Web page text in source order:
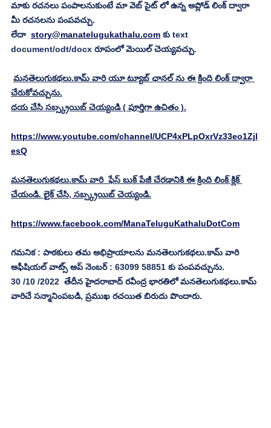
మాకు రచనలు పంపాలనుకుంటే మా వెబ్ సైట్ లో ఉన్న అప్లోడ్ లింక్ ద్వారా
మీ రచనలను పంపవచ్చు.
లేదా story@manatelugukathalu.com కు text
document/odt/docx రూపంలో మెయిల్ చెయ్యవచ్చు.
మనతెలుగుకథలు.కామ్ వారి యూ ట్యూబ్ ఛానల్ ను ఈ క్రింది లింక్ ద్వారా
చేరుకోవచ్చును.
దయ చేసి సబ్స్క్రయిబ్ చెయ్యండి ( పూర్తిగా ఉచితం ).
https://www.youtube.com/channel/UCP4xPLpOxrVz33eo1Zjl
esQ
మనతెలుగుకథలు.కామ్ వారి  ఫేస్ బుక్ పేజీ చేరడానికి ఈ క్రింది లింక్ క్లిక్
చేయండి. లైక్ చేసి, సబ్స్క్రయిబ్ చెయ్యండి.
https://www.facebook.com/ManaTeluguKathaluDotCom
గమనిక : పాఠకులు తమ అభిప్రాయాలను మనతెలుగుకథలు.కామ్ వారి
అఫీషియల్ వాట్స్ అప్ నెంబర్ : 63099 58851 కు పంపవచ్చును.
30 /10 /2022  తేదీన హైదరాబాద్ రవీంద్ర భారతిలో మనతెలుగుకథలు.కామ్
వారిచే సన్మానింపబడి, ప్రముఖ రచయిత బిరుదు పొందారు.